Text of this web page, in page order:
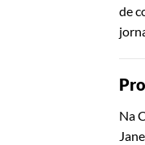
de
Na